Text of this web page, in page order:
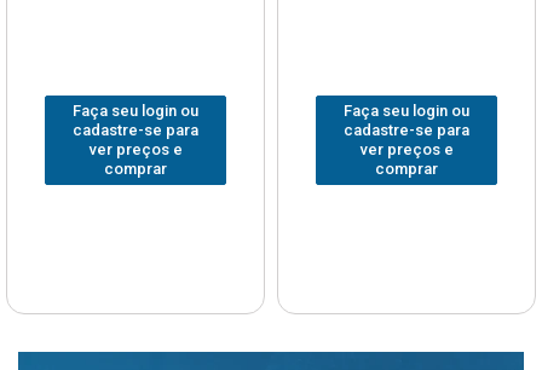
Faça seu login ou
cadastre-se para
ver preços e
comprar
Faça seu login ou
cadastre-se para
ver preços e
comprar